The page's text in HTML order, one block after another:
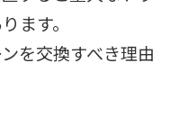
ます。
を交換すべき理由